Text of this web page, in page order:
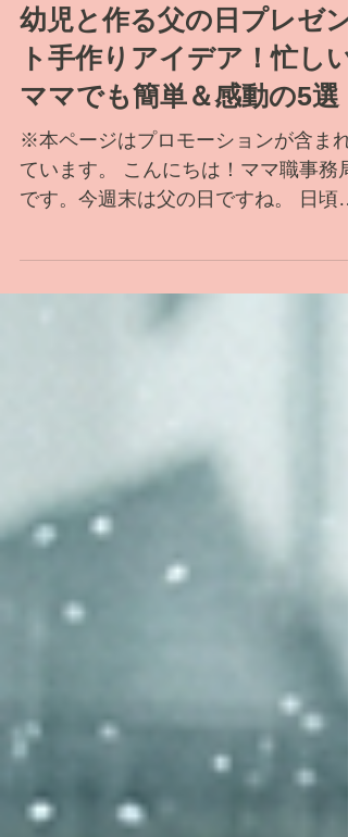
幼児と作る父の日プレゼン
ト手作りアイデア！忙しい
ママでも簡単＆感動の5選
※本ページはプロモーションが含まれ
ています。 こんにちは！ママ職事務局
お仕事を頑張ってくれているパパへ、
感謝の気持ちをどう伝えようか悩んで
いるママも多いのではないでしょう
しいママでも隙間時間で簡単に挑戦で
きる、幼児と一緒に作る父の日プレゼ
ントのアイデアをご紹介します。 父の
日に幼児と手作りプレゼントを贈ろ
う！喜ばれる理由とは パパにとって、
子供からのプレゼントは何物にも代え
けの愛らしさが詰まっています。 成長
を感じる！世界に一つだけの贈り物 手
作りのプレゼントは、子供の成長をダ
イレクトに感じられるのが最大の魅力
です。 去年はなぐり書きしかできなか